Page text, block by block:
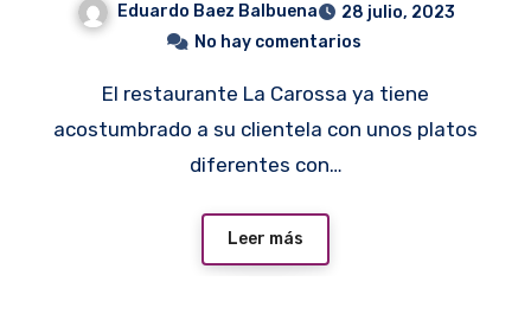
Eduardo Baez Balbuena
28 julio, 2023
No hay comentarios
El restaurante La Carossa ya tiene
acostumbrado a su clientela con unos platos
diferentes con…
Leer más